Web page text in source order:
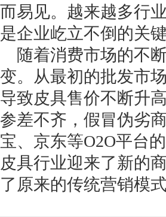
而易见。越来越多行
是企业屹立不倒的关键
随着消费市场的不
变。从最初的批发市
导致皮具售价不断升
参差不齐，假冒伪劣
宝、京东等O2O平台
皮具行业迎来了新的
了原来的传统营销模
获得产品报价方案
1万个想法不如1次的方案落地